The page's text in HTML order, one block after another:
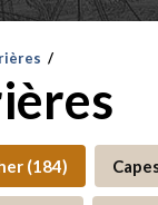
/
(184)